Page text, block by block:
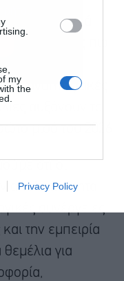
my
the
Privacy Policy
λειτουργικά
στήριξη μιας πιο
βιώσιμης
αναπτυξιακές
αυξάνουν το
μισό του 2026.
αποδοτικότητα
την εμπειρία
για